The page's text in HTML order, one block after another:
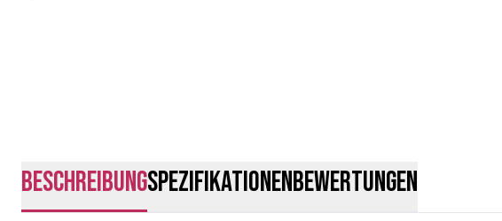
BeschreibungSpezifikationenBewertungen